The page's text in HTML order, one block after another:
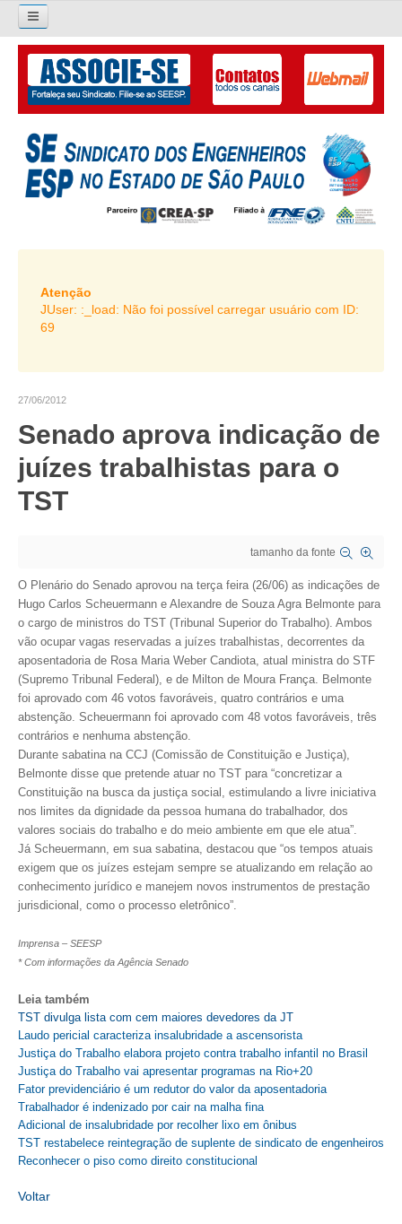
Pesquisar...
O SINDICATO
APRESENTAÇÃO
PALAVRA DO PRESIDENTE
DIRETORIA
LIVRO GESTÃO 2026-2029
SUBSEDES SINDICAIS
ORGANOGRAMA
CRESCE BRASIL
CONSELHO TECNOLÓGICO
HISTÓRICO E ATUAÇÃO
CONSELHOS ASSESSORES
PERSONALIDADES DA TECNOLOGIA
NÚCLEO DA MULHER ENGENHEIRA
TRANSPARÊNCIA
JURÍDICO
CONSULTORIA
ACORDOS, CONVENÇÕES E DISSÍDIOS
CONTRIBUIÇÕES
CONTRIBUIÇÃO ASSISTENCIAL
CONTRIBUIÇÃO ASSOCIATIVA OU ANUIDADE DE SÓCIO
CONTRIBUIÇÃO SINDICAL URBANA
FGTS EXPURGOS
FGTS CORREÇÃO
LEGISLAÇÃO
LEI 4.950-A/1966 – PISO SALARIAL
LEI 5.194/1966 – REGULAMENTAÇÃO DA PROFISSÃO
LEI 6.496/1977 – ART
Atenção
JUser: :_load: Não foi possível carregar usuário com ID:
69
27/06/2012
Senado aprova indicação de
juízes trabalhistas para o
TST
tamanho da fonte
O Plenário do Senado aprovou na terça feira (26/06) as indicações de
Hugo Carlos Scheuermann e Alexandre de Souza Agra Belmonte para
o cargo de ministros do TST (Tribunal Superior do Trabalho). Ambos
vão ocupar vagas reservadas a juízes trabalhistas, decorrentes da
aposentadoria de Rosa Maria Weber Candiota, atual ministra do STF
(Supremo Tribunal Federal), e de Milton de Moura França. Belmonte
foi aprovado com 46 votos favoráveis, quatro contrários e uma
abstenção. Scheuermann foi aprovado com 48 votos favoráveis, três
contrários e nenhuma abstenção.
Durante sabatina na CCJ (Comissão de Constituição e Justiça),
Belmonte disse que pretende atuar no TST para “concretizar a
Constituição na busca da justiça social, estimulando a livre iniciativa
nos limites da dignidade da pessoa humana do trabalhador, dos
valores sociais do trabalho e do meio ambiente em que ele atua”.
Já Scheuermann, em sua sabatina, destacou que “os tempos atuais
exigem que os juízes estejam sempre se atualizando em relação ao
conhecimento jurídico e manejem novos instrumentos de prestação
jurisdicional, como o processo eletrônico”.
Imprensa – SEESP
* Com informações da Agência Senado
Leia também
TST divulga lista com cem maiores devedores da JT
Laudo pericial caracteriza insalubridade a ascensorista
Justiça do Trabalho elabora projeto contra trabalho infantil no Brasil
Justiça do Trabalho vai apresentar programas na Rio+20
Fator previdenciário é um redutor do valor da aposentadoria
Trabalhador é indenizado por cair na malha fina
Adicional de insalubridade por recolher lixo em ônibus
TST restabelece reintegração de suplente de sindicato de engenheiros
Reconhecer o piso como direito constitucional
Voltar